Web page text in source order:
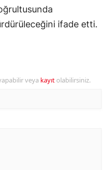
ifade etti.
veya kayıt olabilirsiniz.